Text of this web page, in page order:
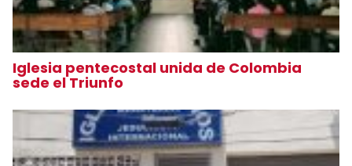
Iglesia pentecostal unida de Colombia
sede el Triunfo